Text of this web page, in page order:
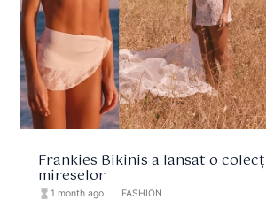
Frankies Bikinis a lansat o
mireselor
hourglass_full 1 month ago FASHION